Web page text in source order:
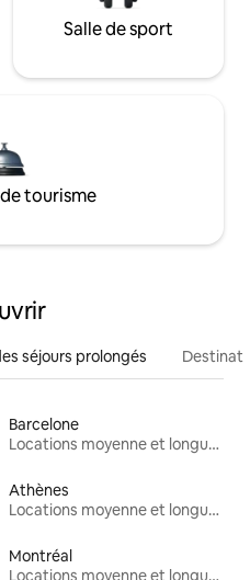
Salle de sport
tourisme
séjours prolongés
Barcelone
Locations moyenne et longue durée
Athènes
Locations moyenne et longue durée
Montréal
Locations moyenne et longue durée